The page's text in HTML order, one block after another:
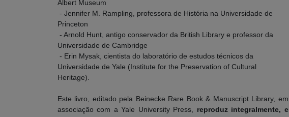
Albert Museum
- Jennifer M. Rampling, professora de História na Universidade de
Princeton
- Arnold Hunt, antigo conservador da British Library e professor da
Universidade de Cambridge
- Erin Mysak, cientista do laboratório de estudos técnicos da
Universidade de Yale (Institute for the Preservation of Cultural
Heritage).
Este livro, editado pela Beinecke Rare Book & Manuscript Library, em
associação com a Yale University Press, reproduz integralmente, e